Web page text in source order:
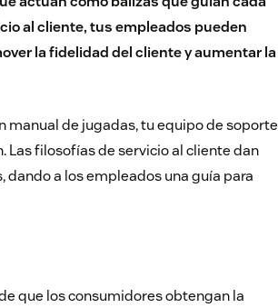
al cliente, tus empleados pueden
lafidelidad del clientey aumentar la
manual de jugadas, tu equipo de soporte
Las filosofías de servicio al cliente dan
a los empleados una guía para
que los consumidores obtengan la